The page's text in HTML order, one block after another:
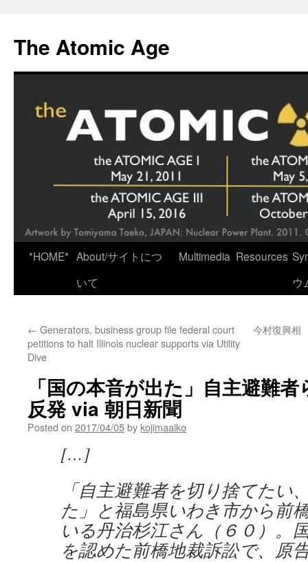
content
The Atomic Age
*HOME* About/サイトにつ
いて
Multimedia Resources
ウ
← Generators, business group file federal court
petitions to halt Illinois nuclear supports via Utility
Dive
今村復興相
「国の本音が出た」自主避難
反発 via 朝日新聞
Posted on 2017/04/05by kojimaaiko
[…]
「自主避難者を切り捨てたい
た」と福島県いわき市から前
いる丹治杉江さん（６０）。
を認めた前橋地裁訴訟で、原